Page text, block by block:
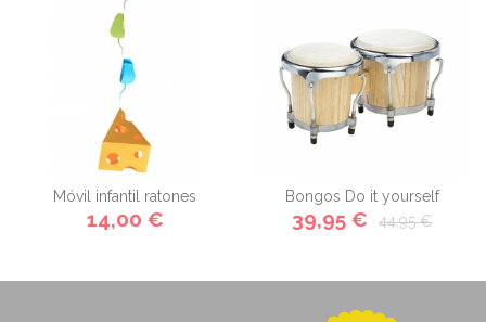
Móvil infantil ratones
14,00 €
Bongos Do it yourself
39,95 € 44,95 €